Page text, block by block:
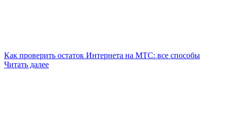
Как проверить остаток Интернета на МТС: все способы
Читать далее